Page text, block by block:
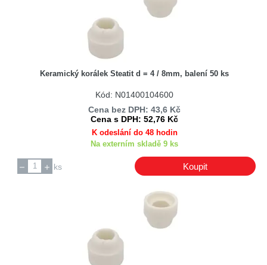
Keramický korálek Steatit d = 4 / 8mm, balení 50 ks
Kód: N01400104600
Cena bez DPH: 43,6 Kč
Cena s DPH: 52,76 Kč
K odeslání do 48 hodin
Na externím skladě 9 ks
ks Koupit